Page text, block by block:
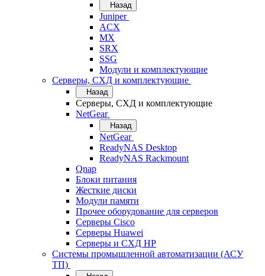
Назад
Juniper
ACX
MX
SRX
SSG
Модули и комплектующие
Серверы, СХД и комплектующие
Назад
Серверы, СХД и комплектующие
NetGear
Назад
NetGear
ReadyNAS Desktop
ReadyNAS Rackmount
Qnap
Блоки питания
Жесткие диски
Модули памяти
Прочее оборудование для серверов
Серверы Cisco
Серверы Huawei
Серверы и СХД HP
Системы промышленной автоматизации (АСУ
ТП)